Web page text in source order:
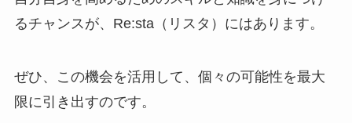
るチャンスが、Re:sta（リスタ）にはあります。
ぜひ、この機会を活用して、個々の可能性を最大
限に引き出すのです。